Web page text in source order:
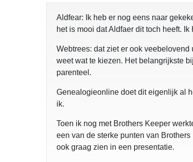
Aldfear: Ik heb er nog eens naar
het is mooi dat Aldfaer dit toch heeft.
Webtrees: dat ziet er ook
weet wat te kiezen. Het belangrijkste
parenteel.
Genealogieonline doet dit eigenlijk al
ik.
Toen ik nog met Brothers Keeper
een van de sterke punten van
ook graag zien in een presentatie.